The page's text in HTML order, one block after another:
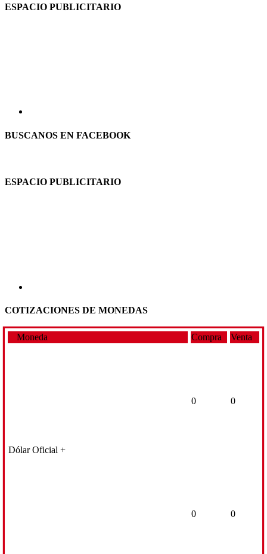
ESPACIO PUBLICITARIO
BUSCANOS EN FACEBOOK
ESPACIO PUBLICITARIO
COTIZACIONES DE MONEDAS
Moneda Compra Venta
Dólar Oficial +
0 0
0 0